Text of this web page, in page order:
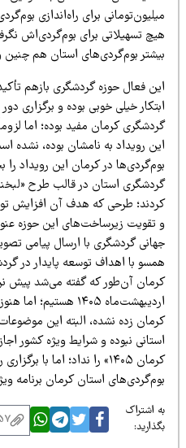
برای راه‌اندازی
تسهیلاتی برای بوم‌گردی‌اش
بوم‌گردی‌های استان هم چنین
فعال حوزه گردشگری بازهم تأکید
خیلی خوبی بوده و برگزاری دور
کرمان مفید بوده؛ اما لزوماً
رویداد به نامشان بوده، نشده است.
در کرمان این رویداد را بخشی
طرحی که هدف آن افزایش توجه
تقویت زیرساخت‌های این حوزه عنوان
گردشگری با ارسال پیامی تصویری،
با اهداف توسعه پایدار در
آن‌طور که گفته می‌شد پیش نرفت،
اردیبهشت‌ماه ۱۴۰۵ هستیم؛
زده نشده، البته این موضوعات تا
نبوده و شرایط ویژه کشور اجازه
کرمان ۱۴۰۵» را نداد؛ اما با
استان کرمان برنامه
اشتراک